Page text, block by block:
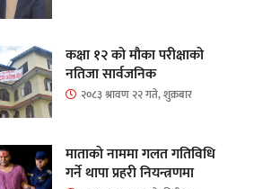
कक्षा १२ को मौका परीक्षाको
नतिजा सार्वजनिक
२०८३ श्रावण २२ गते, शुक्रबार
माताकाे नाममा गलत गतिविधि
गर्ने थापा प्रहरी नियन्त्रणमा